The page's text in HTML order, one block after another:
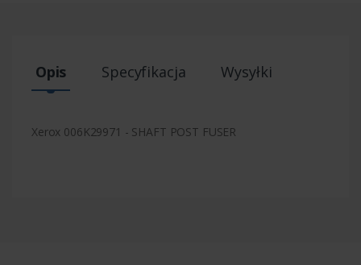
Opis Specyfikacja Wysyłki
Xerox 006K29971 - SHAFT POST FUSER